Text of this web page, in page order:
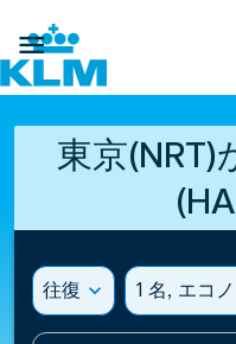

東京
往復 expand_more 1 名, エコ